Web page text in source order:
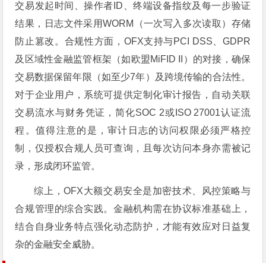
交易发起时间、操作者ID、终端设备指纹及每一步验证
结果，日志文件采用WORM（一次写入多次读取）存储
防止篡改。合规性方面，OFX支持与PCI DSS、GDPR
及区域性金融监管框架（如欧盟MiFID II）的对接，确保
交易数据保留年限（如至少7年）及跨境传输的合法性。
对于企业用户，系统可提供定制化审计报告，自动关联
交易流水与财务凭证，简化SOC 2或ISO 27001认证流
程。值得注意的是，审计日志的访问权限必须严格控
制，仅授权合规人员可查询，且每次访问本身亦需被记
录，形成闭环监管。
综上，OFX大额交易安全是加密技术、风控策略与
合规管理的综合实践。金融机构需在协议标准基础上，
结合自身业务特点强化动态防护，才能有效应对日益复
杂的金融安全威胁。